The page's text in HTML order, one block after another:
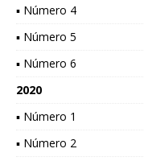
▪ Número 4
▪ Número 5
▪ Número 6
2020
▪ Número 1
▪ Número 2